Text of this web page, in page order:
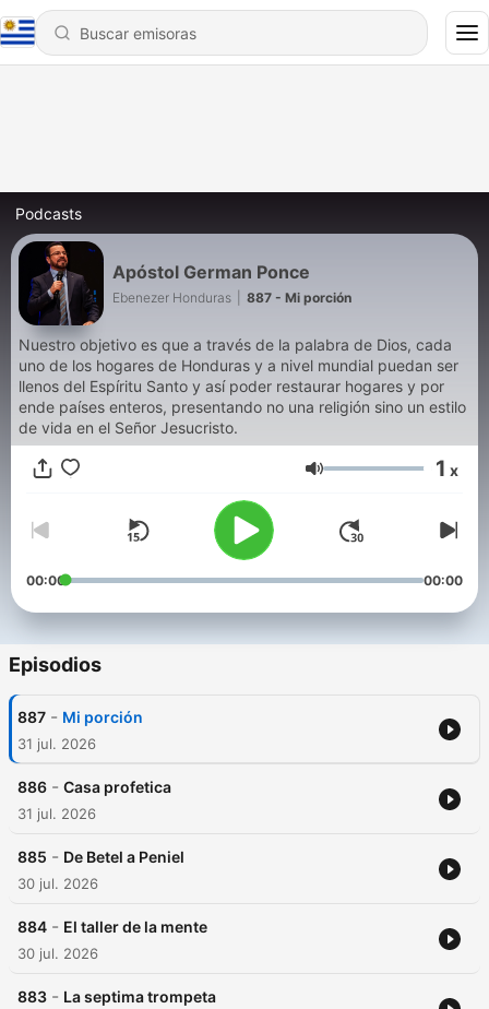
Podcasts
Apóstol German Ponce
Ebenezer Honduras 887 - Mi porción
Nuestro objetivo es que a través de la palabra de Dios, cada
uno de los hogares de Honduras y a nivel mundial puedan ser
llenos del Espíritu Santo y así poder restaurar hogares y por
ende países enteros, presentando no una religión sino un estilo
de vida en el Señor Jesucristo.
Volumen 1 x
00:00 00:00
Episodios
887 - Mi porción
31 jul. 2026
886 - Casa profetica
31 jul. 2026
885 - De Betel a Peniel
30 jul. 2026
884 - El taller de la mente
30 jul. 2026
883 - La septima trompeta